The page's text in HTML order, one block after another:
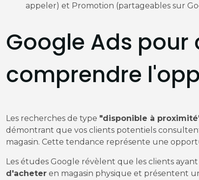
appeler) et Promotion (partageables sur
Google Ads
comprendre
Les recherches de type "disponible à
démontrant que vos clients potentiels
magasin. Cette tendance représente une
Les études Google révèlent que les clients
d'acheter en magasin physique et présentent